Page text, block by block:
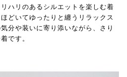
ハリのあるシルエットを楽しむ着
どいてゆったりと纏うリラックス
分や装いに寄り添いながら、さり
です。